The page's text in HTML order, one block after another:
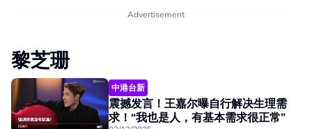
Advertisement
黎芝珊
中港台新
震撼发言！王嘉尔曝自行解决生理需
求！“我也是人，有基本需求很正常”